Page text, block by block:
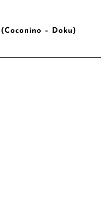
– Doku)